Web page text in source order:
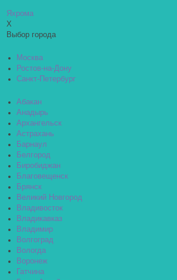
Яхрома
X
Выбор города
Москва
Ростов-на-Дону
Санкт-Петербург
Абакан
Анадырь
Архангельск
Астрахань
Барнаул
Белгород
Биробиджан
Благовещенск
Брянск
Великий Новгород
Владивосток
Владикавказ
Владимир
Волгоград
Вологда
Воронеж
Гатчина